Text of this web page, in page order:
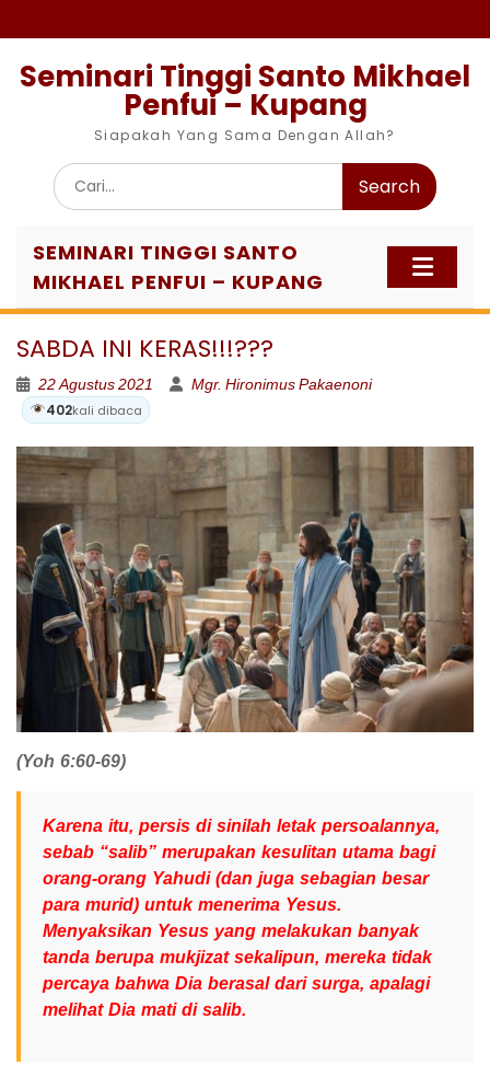
to
Seminari Tinggi Santo Mikhael
Penfui – Kupang
Siapakah Yang Sama Dengan Allah?
Search
for:
SEMINARI TINGGI SANTO
MIKHAEL PENFUI – KUPANG
SABDA INI KERAS!!!???
22 Agustus 2021 Mgr. Hironimus Pakaenoni
402kali dibaca
(Yoh 6:60-69)
Karena itu, persis di sinilah letak persoalannya,
sebab “salib” merupakan kesulitan utama bagi
orang-orang Yahudi (dan juga sebagian besar
para murid) untuk menerima Yesus.
Menyaksikan Yesus yang melakukan banyak
tanda berupa mukjizat sekalipun, mereka tidak
percaya bahwa Dia berasal dari surga, apalagi
melihat Dia mati di salib.